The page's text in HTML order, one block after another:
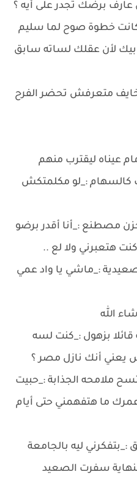
عارف برضك تجدر على أيه ؟
خطوة صوح لما سليم
بيك لأن عقلك لساته سابق
متعرفش تحضر الفرح
عيناه ليقترب منهم
كالسهام :_لو مكلمتكش
مصطنع :_أنا أقدر برضو
هتعبرني ولا لع ..
:_ماشي يا واد عمي
الله
قائلا بزهول :_كنت لسه
يعني أنك نازل مصر ؟
ملامحه الجذابة :_حبيت
ما هتفهمني حتى أيام
:_بتفكرني ليه بالجامعة
سفرت الصعيد